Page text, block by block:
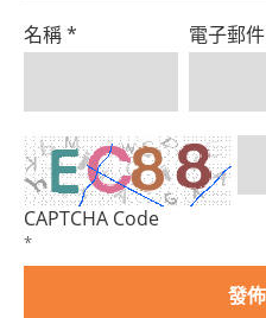
名稱* 電子郵件
CAPTCHA Code
*